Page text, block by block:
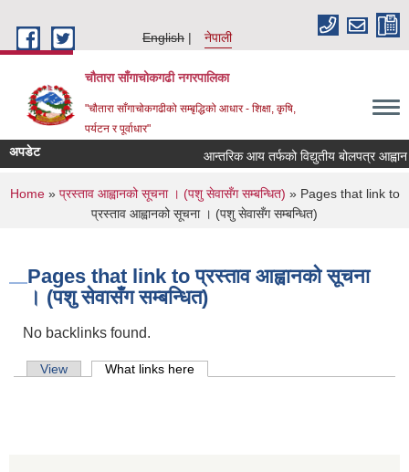
English
नेपाली
चौतारा साँगाचोकगढी नगरपालिका
"चौतारा साँगाचोकगढीको सम्बृद्धिको आधार - शिक्षा, कृषि,
पर्यटन र पूर्वाधार"
अपडेट आन्तरिक आय तर्फको विद्युतीय बोलपत्र आह्वान
You are here
Home» प्रस्ताव आह्वानको सूचना । (पशु सेवासँग सम्बन्धित) » Pages that link to
प्रस्ताव आह्वानको सूचना । (पशु सेवासँग सम्बन्धित)
Pages that link to प्रस्ताव आह्वानको सूचना
। (पशु सेवासँग सम्बन्धित)
No backlinks found.
Primary tabs
View What links here